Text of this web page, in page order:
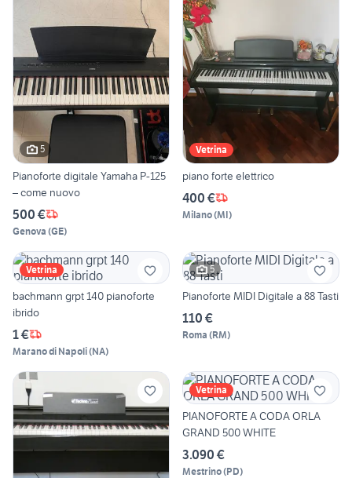
5
Pianoforte digitale Yamaha P-125
– come nuovo
500 €
Genova (GE)
Vetrina
piano forte elettrico
400 €
Milano(MI)
Vetrina
bachmann grpt 140 pianoforte
ibrido
1 €
Marano di Napoli(NA)
5
Pianoforte MIDI Digitale a 88 Tasti
110 €
Roma (RM)
Vetrina
PIANOFORTE A CODA ORLA
GRAND 500 WHITE
3.090 €
Mestrino(PD)